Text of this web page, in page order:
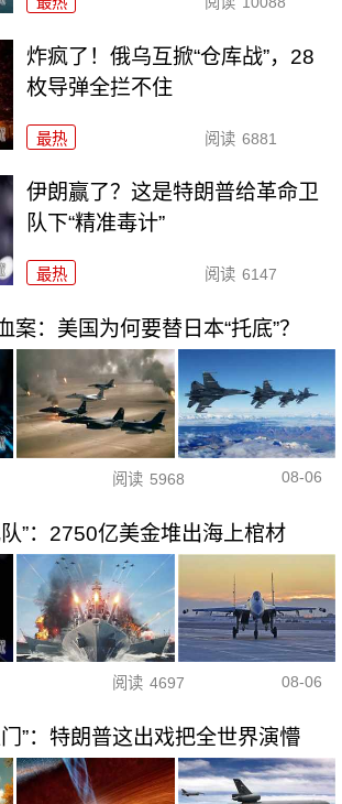
炸疯了！俄乌互掀“仓库战”，28
枚导弹全拦不住
最热 阅读 6881
伊朗赢了？这是特朗普给革命卫
队下“精准毒计”
最热 阅读 6147
案：美国为何要替日本“托底”？
阅读 5968 08-06
”：2750亿美金堆出海上棺材
阅读 4697 08-06
”：特朗普这出戏把全世界演懵